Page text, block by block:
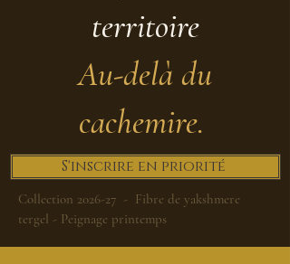
territoire
Au-delà du
cachemire.
S'inscrire en priorité
Collection 2026-27 - Fibre de yakshmere
tergel - Peignage printemps